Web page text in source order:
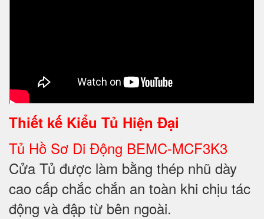
Thiết kế Kiểu Tủ Hiện Đại
Tủ Hồ Sơ Di Động BEMC-MCF3K3
Cửa Tủ được làm bằng thép nhũ dày
cao cấp chắc chắn an toàn khi chịu tác
động và đập từ bên ngoài.